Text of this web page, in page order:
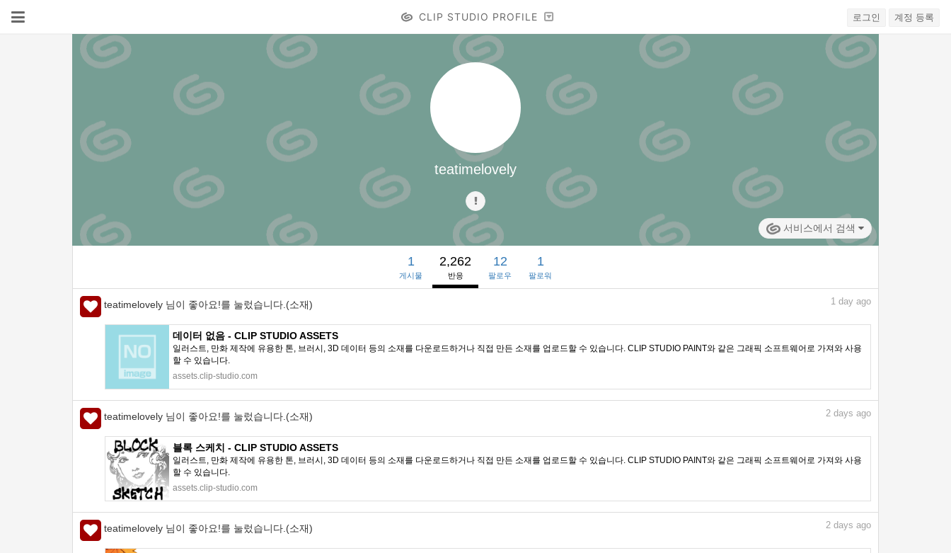
CLIP STUDIO PROFILE 로그인 계정 등록
teatimelovely
서비스에서 검색
1
게시물
2,262
반응
12
팔로우
1
팔로워
teatimelovely 님이 좋아요!를 눌렀습니다.(소재) 1 day ago
데이터 없음 - CLIP STUDIO ASSETS
일러스트, 만화 제작에 유용한 톤, 브러시, 3D 데이터 등의 소재를 다운로드하거나 직접 만든 소재를 업로드할 수 있습니다. CLIP STUDIO PAINT와 같은 그래픽 소프트웨어로 가져와 사용
할 수 있습니다.
assets.clip-studio.com
teatimelovely 님이 좋아요!를 눌렀습니다.(소재) 2 days ago
블록 스케치 - CLIP STUDIO ASSETS
일러스트, 만화 제작에 유용한 톤, 브러시, 3D 데이터 등의 소재를 다운로드하거나 직접 만든 소재를 업로드할 수 있습니다. CLIP STUDIO PAINT와 같은 그래픽 소프트웨어로 가져와 사용
할 수 있습니다.
assets.clip-studio.com
teatimelovely 님이 좋아요!를 눌렀습니다.(소재) 2 days ago